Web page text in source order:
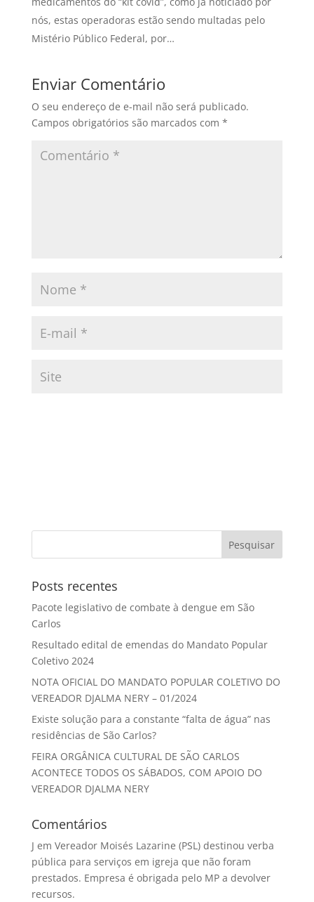
nós, estas operadoras estão sendo multadas pelo
Mistério Público Federal, por…
Enviar Comentário
O seu endereço de e-mail não será publicado.
Campos obrigatórios são marcados com *
Posts recentes
Pacote legislativo de combate à dengue em São
Carlos
Resultado edital de emendas do Mandato Popular
Coletivo 2024
NOTA OFICIAL DO MANDATO POPULAR COLETIVO DO
VEREADOR DJALMA NERY – 01/2024
Existe solução para a constante “falta de água” nas
residências de São Carlos?
FEIRA ORGÂNICA CULTURAL DE SÃO CARLOS
ACONTECE TODOS OS SÁBADOS, COM APOIO DO
VEREADOR DJALMA NERY
Comentários
J em Vereador Moisés Lazarine (PSL) destinou verba
pública para serviços em igreja que não foram
prestados. Empresa é obrigada pelo MP a devolver
recursos.